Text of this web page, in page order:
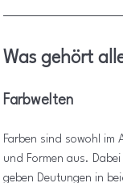
Was gehört
Farbwelten
Farben sind sowohl im
und Formen aus.
geben Deutungen in